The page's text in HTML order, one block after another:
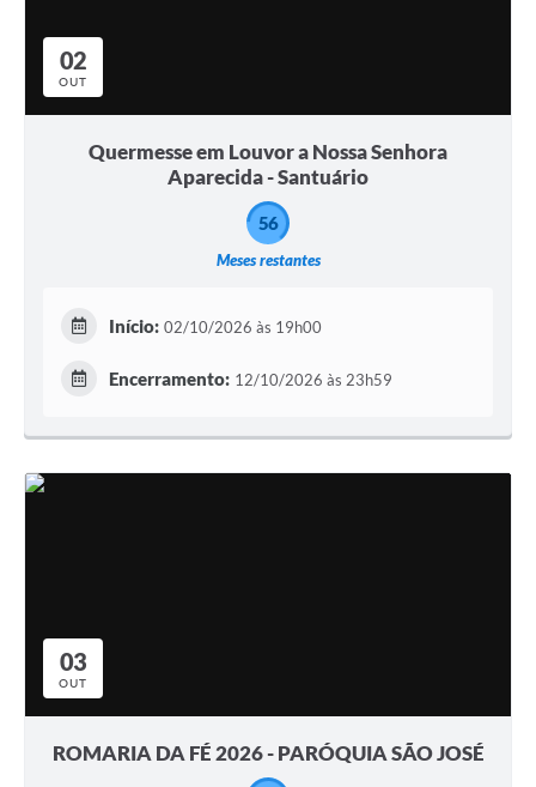
02
OUT
Quermesse em Louvor a Nossa Senhora
Aparecida - Santuário
Meses restantes
56
Início: 02/10/2026 às 19h00
Encerramento: 12/10/2026 às 23h59
03
OUT
ROMARIA DA FÉ 2026 - PARÓQUIA SÃO JOSÉ